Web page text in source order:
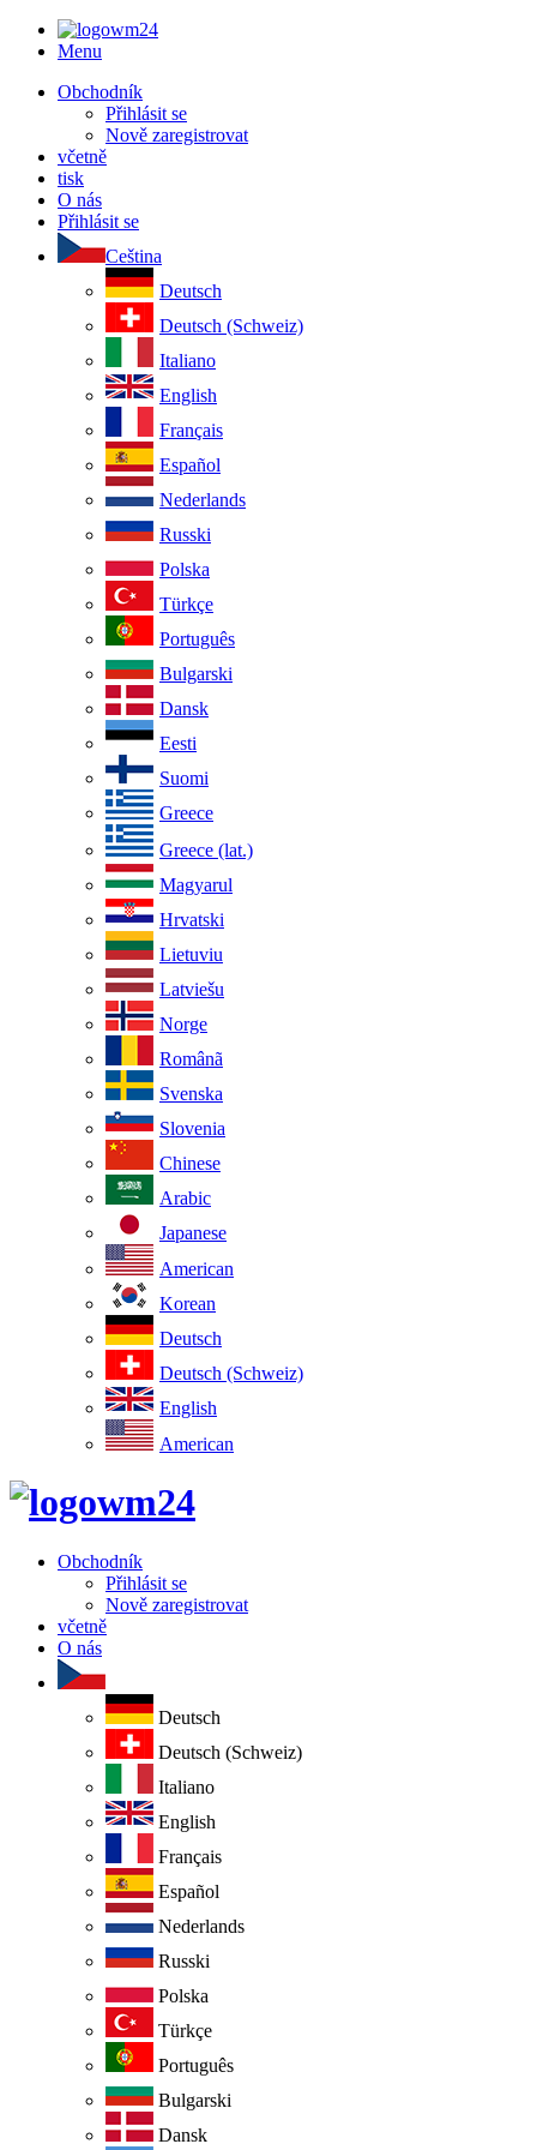
Menu
Obchodník
Přihlásit se
Nově zaregistrovat
včetně
tisk
O nás
Přihlásit se
Ceština
Deutsch
Deutsch (Schweiz)
Italiano
English
Français
Español
Nederlands
Russki
Polska
Türkçe
Português
Bulgarski
Dansk
Eesti
Suomi
Greece
Greece (lat.)
Magyarul
Hrvatski
Lietuviu
Latviešu
Norge
Românã
Svenska
Slovenia
Chinese
Arabic
Japanese
American
Korean
Deutsch
Deutsch (Schweiz)
English
American
Obchodník
Přihlásit se
Nově zaregistrovat
včetně
O nás
Deutsch
Deutsch (Schweiz)
Italiano
English
Français
Español
Nederlands
Russki
Polska
Türkçe
Português
Bulgarski
Dansk